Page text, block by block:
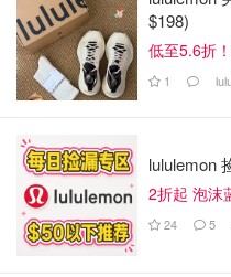
新发展之后。
在加拿大，Ripple 的技术
希望提高交易效率的银行
间和成本。随着加拿大各
领域的应用潜力巨大。
在分析瑞波币以加元
$198)
低至5.6折
1
lululemon
2折起 泡沫
24 5